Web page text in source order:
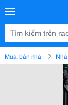
Mua, bán nhà